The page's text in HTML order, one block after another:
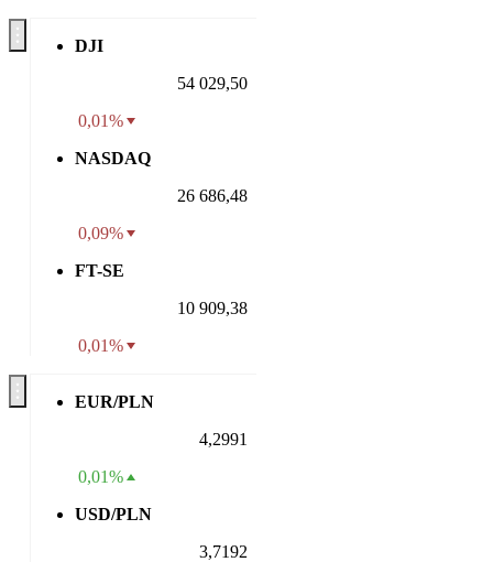
DJI
54 029,50
0,01%
NASDAQ
26 686,48
0,09%
FT-SE
10 909,38
0,01%
EUR/PLN
4,2991
0,01%
USD/PLN
3,7192